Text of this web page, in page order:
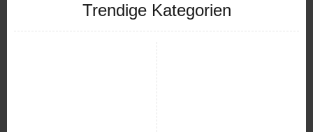
Trendige Kategorien